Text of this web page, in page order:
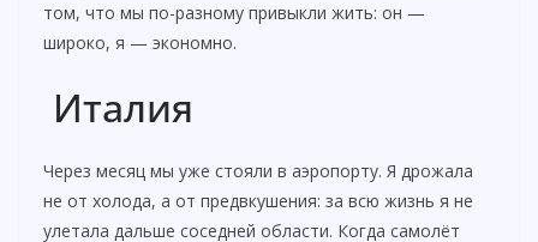
том, что мы по-разному привыкли жить: он —
широко, я — экономно.
Италия
Через месяц мы уже стояли в аэропорту. Я дрожала
не от холода, а от предвкушения: за всю жизнь я не
улетала дальше соседней области. Когда самолёт